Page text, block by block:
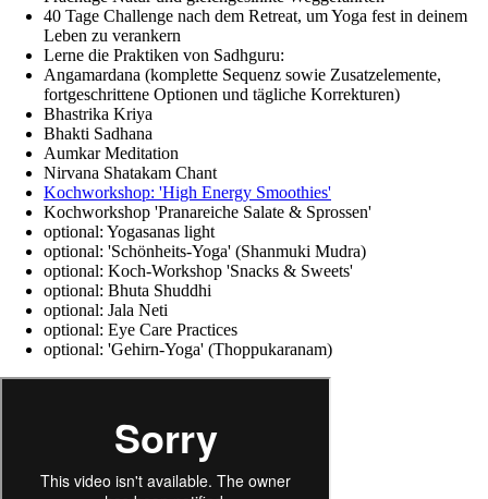
40 Tage Challenge nach dem Retreat, um Yoga fest in deinem
Leben zu verankern
Lerne die Praktiken von Sadhguru:
Angamardana (komplette Sequenz sowie Zusatzelemente,
fortgeschrittene Optionen und tägliche Korrekturen)
Bhastrika Kriya
Bhakti Sadhana
Aumkar Meditation
Nirvana Shatakam Chant
Kochworkshop: 'High Energy Smoothies'
Kochworkshop 'Pranareiche Salate & Sprossen'
optional: Yogasanas light
optional: 'Schönheits-Yoga' (Shanmuki Mudra)
optional: Koch-Workshop 'Snacks & Sweets'
optional: Bhuta Shuddhi
optional: Jala Neti
optional: Eye Care Practices
optional: 'Gehirn-Yoga' (Thoppukaranam)